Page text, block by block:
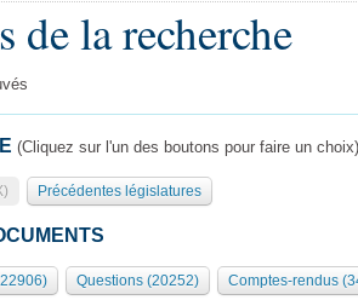
autres organes
de l'Assemblée
l'Assemblée
du palais Bourbon
de la recherche
(Cliquez sur l'un des boutons pour faire un choix)
Précédentes législatures
Questions (20252) Comptes-rendus